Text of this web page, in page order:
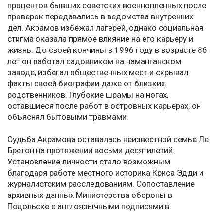
процентов бывших советских военнопленных после
проверок передавались в ведомства внутренних
дел. Акрамов избежал лагерей, однако социальная
стигма оказала прямое влияние на его карьеру и
жизнь. До своей кончины в 1996 году в возрасте 86
лет он работал садовником на наманганском
заводе, избегал общественных мест и скрывал
факты своей биографии даже от близких
родственников. Глубокие шрамы на ногах,
оставшиеся после работ в островных карьерах, он
объяснял бытовыми травмами.
Судьба Акрамова оставалась неизвестной семье Ле
Бретон на протяжении восьми десятилетий.
Установление личности стало возможным
благодаря работе местного историка Криса Эдди и
журналистским расследованиям. Сопоставление
архивных данных Министерства обороны в
Подольске с англоязычными подписями в